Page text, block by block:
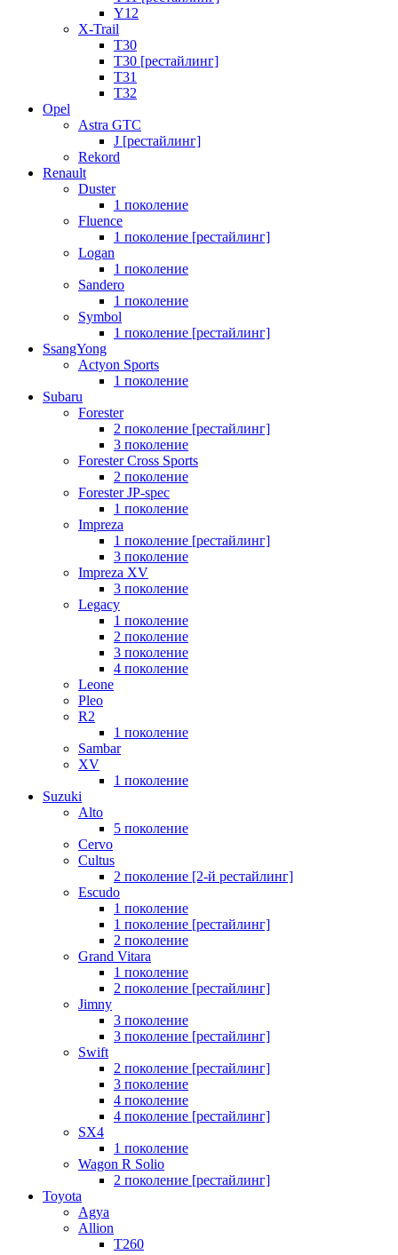
Y12
X-Trail
T30
T30 [рестайлинг]
T31
T32
Opel
Astra GTC
J [рестайлинг]
Rekord
Renault
Duster
1 поколение
Fluence
1 поколение [рестайлинг]
Logan
1 поколение
Sandero
1 поколение
Symbol
1 поколение [рестайлинг]
SsangYong
Actyon Sports
1 поколение
Subaru
Forester
2 поколение [рестайлинг]
3 поколение
Forester Cross Sports
2 поколение
Forester JP-spec
1 поколение
Impreza
1 поколение [рестайлинг]
3 поколение
Impreza XV
3 поколение
Legacy
1 поколение
2 поколение
3 поколение
4 поколение
Leone
Pleo
R2
1 поколение
Sambar
XV
1 поколение
Suzuki
Alto
5 поколение
Cervo
Cultus
2 поколение [2-й рестайлинг]
Escudo
1 поколение
1 поколение [рестайлинг]
2 поколение
Grand Vitara
1 поколение
2 поколение [рестайлинг]
Jimny
3 поколение
3 поколение [рестайлинг]
Swift
2 поколение [рестайлинг]
3 поколение
4 поколение
4 поколение [рестайлинг]
SX4
1 поколение
Wagon R Solio
2 поколение [рестайлинг]
Toyota
Agya
Allion
T260